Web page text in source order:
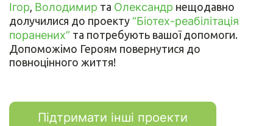
Ігор, Володимир та Олександр нещодавно
долучилися до проекту “Біотех-реабілітація
поранених” та потребують вашої допомоги.
Допоможімо Героям повернутися до
повноцінного життя!
Підтримати інші проекти